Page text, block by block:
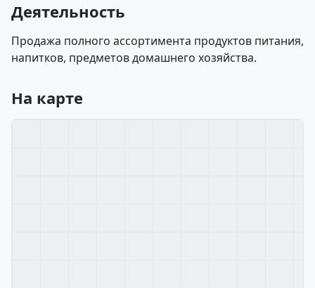
Деятельность
Продажа полного ассортимента продуктов питания,
напитков, предметов домашнего хозяйства.
На карте